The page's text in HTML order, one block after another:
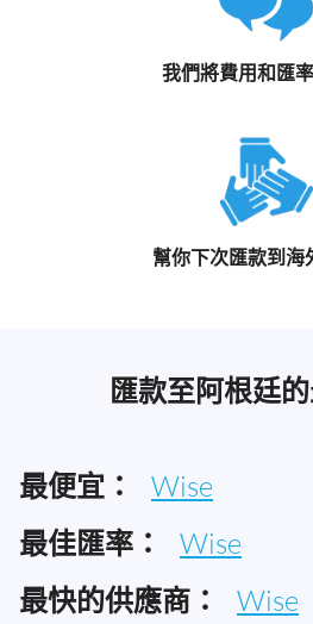
我們將費用和匯
幫你下次匯款到海
匯款至阿根廷
最便宜： Wise
最佳匯率： Wise
最快的供應商： Wise